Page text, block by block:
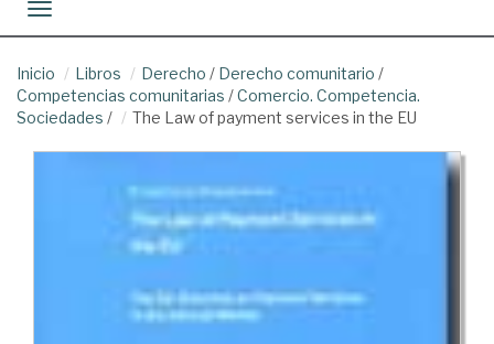
Toggle navigation
Inicio Libros Derecho / Derecho comunitario /
Competencias comunitarias /Comercio. Competencia.
Sociedades / The Law of payment services in the EU